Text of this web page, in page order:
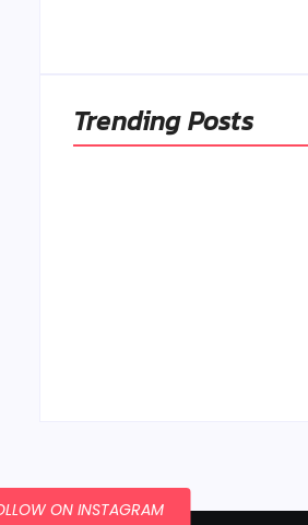
Trending Posts
ON INSTAGRAM